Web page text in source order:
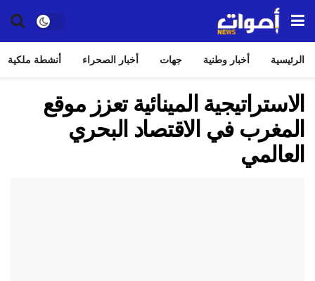
الرئيسية أخبار وطنية جهات أخبار الصحراء أنشطة ملكية
الاستراتيجية المينائية تعزز موقع
المغرب في الاقتصاد البحري
العالمي